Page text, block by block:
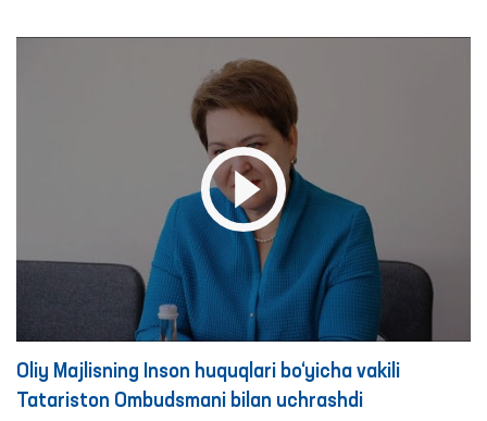
Oliy Majlisning Inson huquqlari bo‘yicha vakili
Tatariston Ombudsmani bilan uchrashdi